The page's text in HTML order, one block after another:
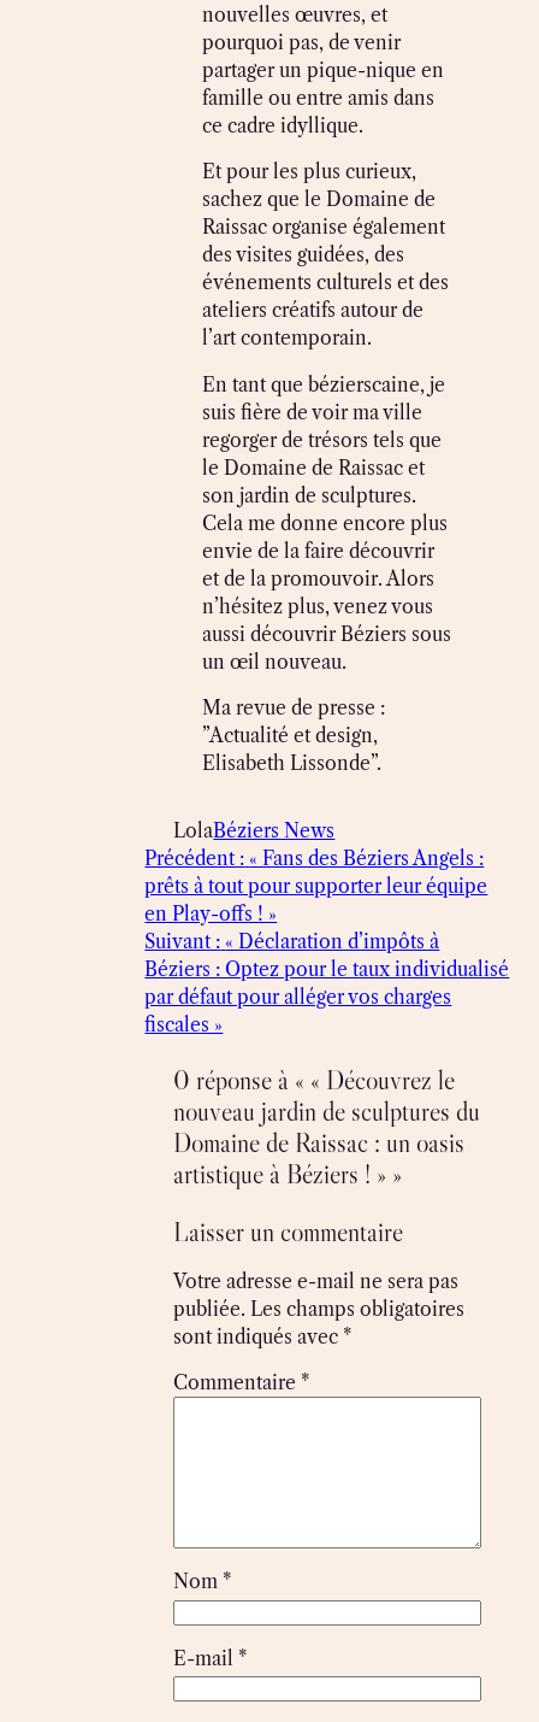
nouvelles œuvres, et
pourquoi pas, de venir
partager un pique-nique en
famille ou entre amis dans
ce cadre idyllique.
Et pour les plus curieux,
sachez que le Domaine de
Raissac organise également
des visites guidées, des
événements culturels et des
ateliers créatifs autour de
l’art contemporain.
En tant que bézierscaine, je
suis fière de voir ma ville
regorger de trésors tels que
le Domaine de Raissac et
son jardin de sculptures.
Cela me donne encore plus
envie de la faire découvrir
et de la promouvoir. Alors
n’hésitez plus, venez vous
aussi découvrir Béziers sous
un œil nouveau.
Ma revue de presse :
”Actualité et design,
Elisabeth Lissonde”.
LolaBéziers News
Précédent : « Fans des Béziers Angels :
prêts à tout pour supporter leur équipe
en Play-offs ! »
Suivant : « Déclaration d’impôts à
Béziers : Optez pour le taux individualisé
par défaut pour alléger vos charges
fiscales »
0 réponse à « « Découvrez le
nouveau jardin de sculptures du
Domaine de Raissac : un oasis
artistique à Béziers ! » »
Laisser un commentaire
Votre adresse e-mail ne sera pas
publiée. Les champs obligatoires
sont indiqués avec *
Commentaire *
Nom *
E-mail *